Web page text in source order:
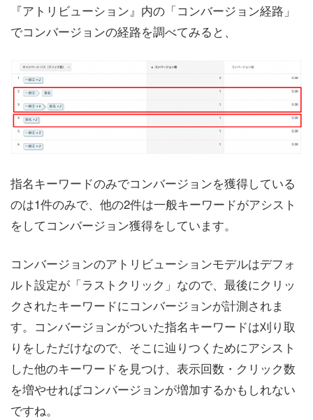
『アトリビューション』内の「コンバージョン経路」
でコンバージョンの経路を調べてみると、
指名キーワードのみでコンバージョンを獲得している
のは1件のみで、他の2件は一般キーワードがアシスト
をしてコンバージョン獲得をしています。
コンバージョンのアトリビューションモデルはデフォ
ルト設定が「ラストクリック」なので、最後にクリッ
クされたキーワードにコンバージョンが計測されま
す。コンバージョンがついた指名キーワードは刈り取
りをしただけなので、そこに辿りつくためにアシスト
した他のキーワードを見つけ、表示回数・クリック数
を増やせればコンバージョンが増加するかもしれない
ですね。